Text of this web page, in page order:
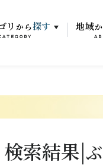
リ から 探す 地域
検索結果|